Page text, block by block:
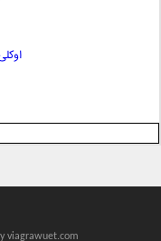
ایمان غلامی
بابک جهانبخش
viagrawuet.com